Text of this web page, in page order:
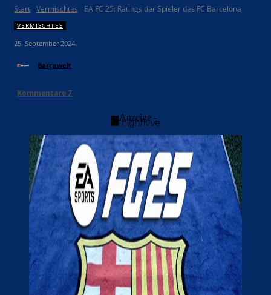
Start Vermischtes EA FC 25: Ratings der Spieler des FC Barcelona
VERMISCHTES
25. September 2024
Barçawelt
Kommentare7
- Anzeige -